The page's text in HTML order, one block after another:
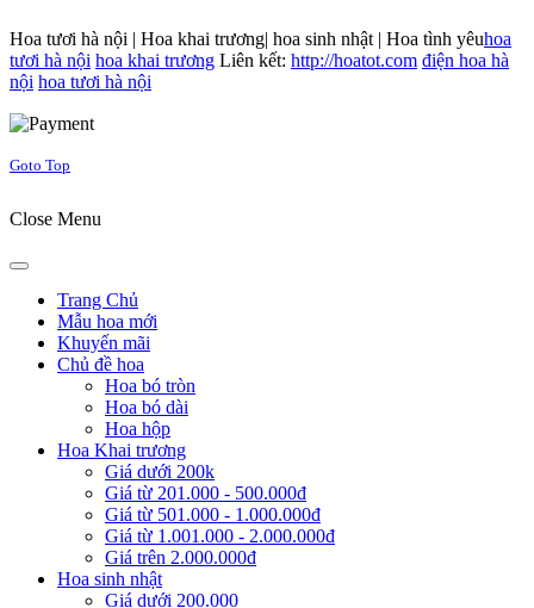
Hoa tươi hà nội | Hoa khai trương| hoa sinh nhật | Hoa tình yêuhoa
tươi hà nội hoa khai trương Liên kết: http://hoatot.com điện hoa hà
nội hoa tươi hà nội
Goto Top
Close Menu
Trang Chủ
Mẫu hoa mới
Khuyến mãi
Chủ đề hoa
Hoa bó tròn
Hoa bó dài
Hoa hộp
Hoa Khai trương
Giá dưới 200k
Giá từ 201.000 - 500.000đ
Giá từ 501.000 - 1.000.000đ
Giá từ 1.001.000 - 2.000.000đ
Giá trên 2.000.000đ
Hoa sinh nhật
Giá dưới 200.000